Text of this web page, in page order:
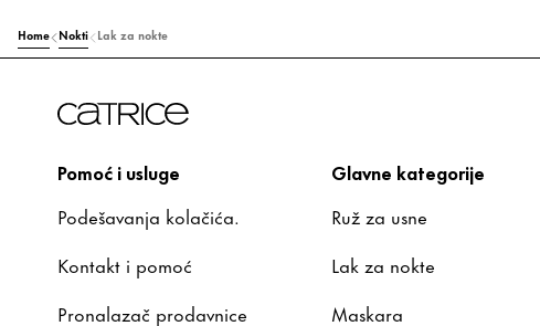
Home Nokti Lak za nokte
Pomoć i usluge
Podešavanja kolačića.
Kontakt i pomoć
Pronalazač prodavnice
Glavne kategorije
Ruž za usne
Lak za nokte
Maskara